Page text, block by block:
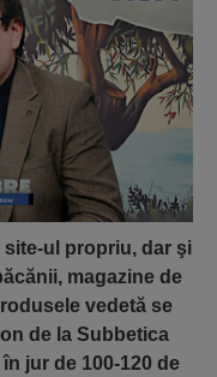
ul propriu, dar şi
magazine de
vedetă se
de la Subbetica
jur de 100-120 de